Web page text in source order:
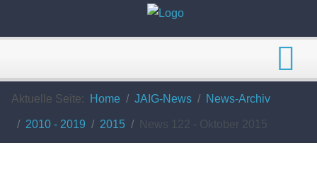
Aktuelle Seite: Home JAIG-News News-Archiv
2010 - 2019 2015 News 122 - Oktober 2015